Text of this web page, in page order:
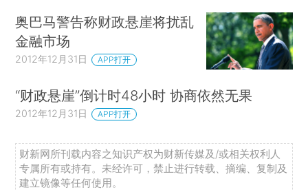
奥巴马警告称财政悬崖将扰乱
金融市场
2012年12月31日 APP打开
“财政悬崖”倒计时48小时 协商依然无果
2012年12月31日 APP打开
财新网所刊载内容之知识产权为财新传媒及/或相关权利人
专属所有或持有。未经许可，禁止进行转载、摘编、复制及
建立镜像等任何使用。